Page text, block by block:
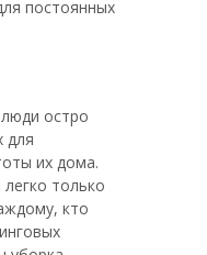
остро
для
их дома.
только
кто